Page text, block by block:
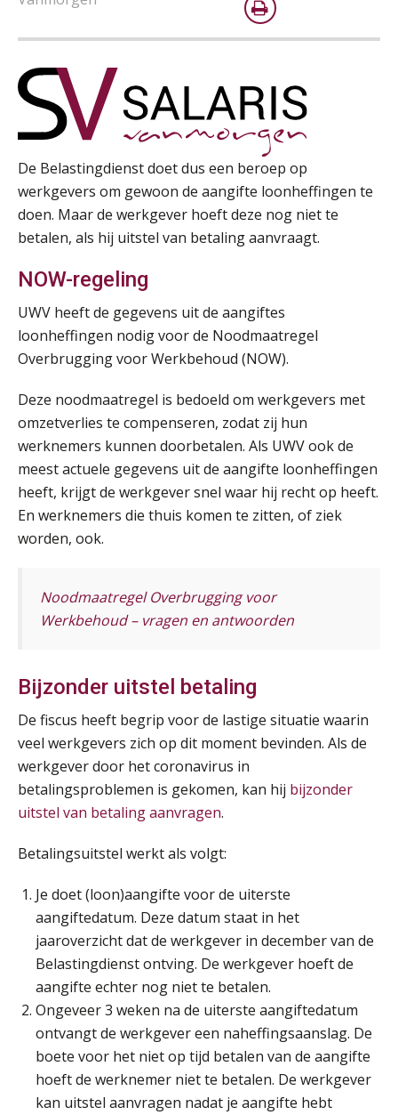
De Belastingdienst doet dus een beroep op
werkgevers om gewoon de aangifte loonheffingen te
doen. Maar de werkgever hoeft deze nog niet te
betalen, als hij uitstel van betaling aanvraagt.
NOW-regeling
UWV heeft de gegevens uit de aangiftes
loonheffingen nodig voor de Noodmaatregel
Overbrugging voor Werkbehoud (NOW).
Deze noodmaatregel is bedoeld om werkgevers met
omzetverlies te compenseren, zodat zij hun
werknemers kunnen doorbetalen. Als UWV ook de
meest actuele gegevens uit de aangifte loonheffingen
heeft, krijgt de werkgever snel waar hij recht op heeft.
En werknemers die thuis komen te zitten, of ziek
worden, ook.
Noodmaatregel Overbrugging voor
Werkbehoud – vragen en antwoorden
Bijzonder uitstel betaling
De fiscus heeft begrip voor de lastige situatie waarin
veel werkgevers zich op dit moment bevinden. Als de
werkgever door het coronavirus in
betalingsproblemen is gekomen, kan hij bijzonder
uitstel van betaling aanvragen.
Betalingsuitstel werkt als volgt:
Je doet (loon)aangifte voor de uiterste
aangiftedatum. Deze datum staat in het
jaaroverzicht dat de werkgever in december van de
Belastingdienst ontving. De werkgever hoeft de
aangifte echter nog niet te betalen.
Ongeveer 3 weken na de uiterste aangiftedatum
ontvangt de werkgever een naheffingsaanslag. De
boete voor het niet op tijd betalen van de aangifte
hoeft de werknemer niet te betalen. De werkgever
kan uitstel aanvragen nadat je aangifte hebt
07
AUG
Lonen in de Jaarrekening (NIRPA PE)
Markus Verbeek Praehep
11
AUG
Practical Diploma in Payroll Administration (PDL®)
Markus Verbeek Praehep